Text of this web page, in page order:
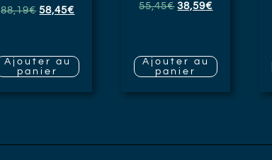
88,19€ 58,45€
Ajouter au
panier
55,45€ 38,59€
Ajouter au
panier